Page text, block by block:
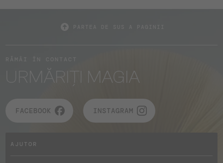
URMĂRIȚI MAGIA
FACEBOOK INSTAGRAM
AJUTOR